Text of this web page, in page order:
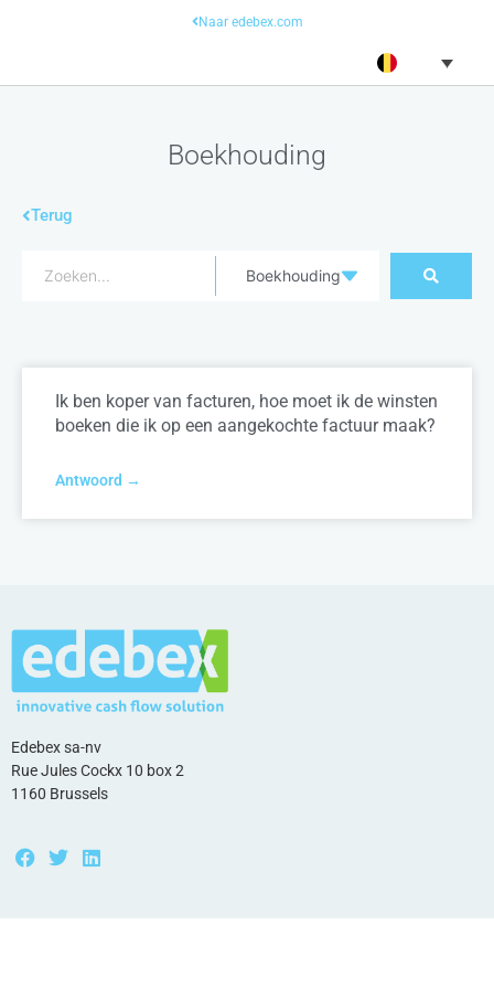
Naar edebex.com
Boekhouding
Terug
Ik ben koper van facturen, hoe moet ik de winsten
boeken die ik op een aangekochte factuur maak?
Antwoord →
Edebex sa-nv
Rue Jules Cockx 10 box 2
1160 Brussels